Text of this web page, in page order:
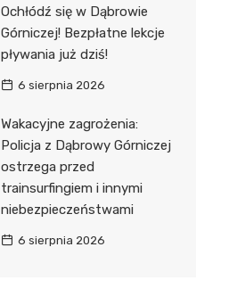
Ochłódź się w Dąbrowie
Górniczej! Bezpłatne lekcje
pływania już dziś!
6 sierpnia 2026
Wakacyjne zagrożenia:
Policja z Dąbrowy Górniczej
ostrzega przed
trainsurfingiem i innymi
niebezpieczeństwami
6 sierpnia 2026